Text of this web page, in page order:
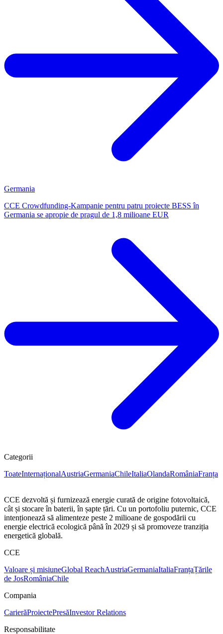
Germania
CCE Crowdfunding-Kampanie pentru patru proiecte BESS în
Germania se apropie de pragul de 1,8 milioane EUR
Categorii
ToateInternaționalAustriaGermaniaChileItaliaOlandaRomâniaFranța
CCE dezvoltă și furnizează energie curată de origine fotovoltaică,
cât și stocare în baterii, în șapte țări. Cu un portofoliu puternic, CCE
intenționează să alimenteze peste 2 milioane de gospodării cu
energie electrică ecologică până în 2029 și să promoveze tranziția
energetică globală.
CCE
Valoare și misiuneGlobal ReachAustriaGermaniaItaliaFranțaȚările
de JosRomâniaChile
Compania
CarierăProiectePresăInvestor Relations
Responsabilitate